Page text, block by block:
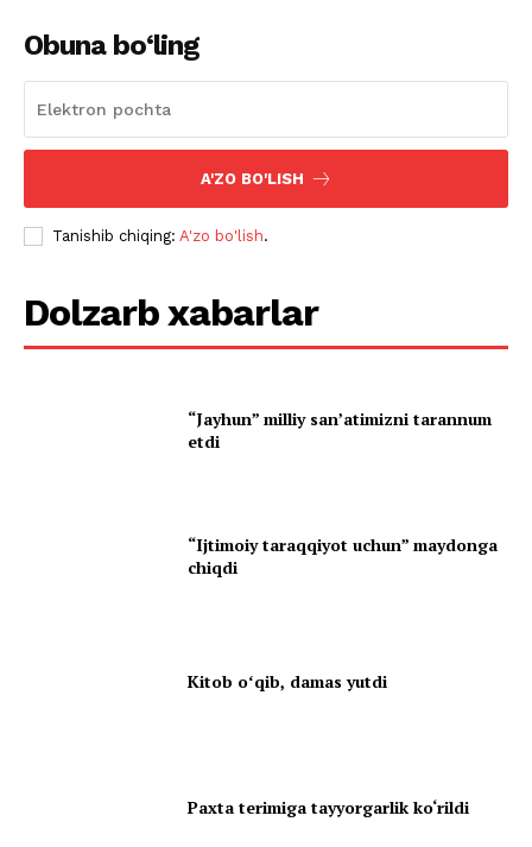
Obuna bo‘ling
A'ZO BO'LISH
Tanishib chiqing: A'zo bo'lish.
Dolzarb xabarlar
“Jayhun” milliy san’atimizni tarannum
etdi
“Ijtimoiy taraqqiyot uchun” maydonga
chiqdi
Kitob oʻqib, damas yutdi
Paxta terimiga tayyorgarlik ko‘rildi